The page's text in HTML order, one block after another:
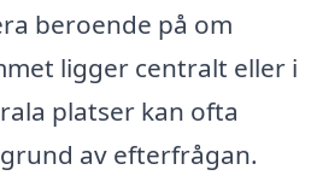
beroende på om
ligger centralt eller i
platser kan ofta
av efterfrågan.